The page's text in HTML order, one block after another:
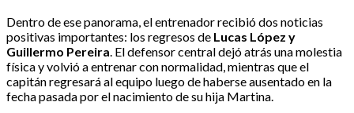
Dentro de ese panorama, el entrenador recibió dos noticias
positivas importantes: los regresos de Lucas López y
Guillermo Pereira . El defensor central dejó atrás una molestia
física y volvió a entrenar con normalidad, mientras que el
capitán regresará al equipo luego de haberse ausentado en la
fecha pasada por el nacimiento de su hija Martina.